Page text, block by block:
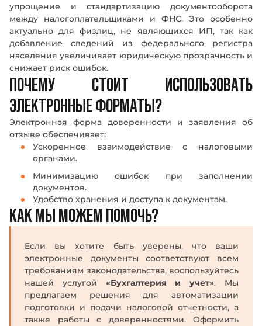
упрощение и стандартизацию документооборота
между налогоплательщиками и ФНС. Это особенно
актуально для физлиц, не являющихся ИП, так как
добавление сведений из федерального регистра
населения увеличивает юридическую прозрачность и
снижает риск ошибок.
ПОЧЕМУ СТОИТ ИСПОЛЬЗОВАТЬ
ЭЛЕКТРОННЫЕ ФОРМАТЫ?
Электронная форма доверенности и заявления об
отзыве обеспечивает:
Ускоренное взаимодействие с налоговыми
органами.
Минимизацию ошибок при заполнении
документов.
Удобство хранения и доступа к документам.
КАК МЫ МОЖЕМ ПОМОЧЬ?
Если вы хотите быть уверены, что ваши
электронные документы соответствуют всем
требованиям законодательства, воспользуйтесь
нашей услугой «Бухгалтерия и учет». Мы
предлагаем решения для автоматизации
подготовки и подачи налоговой отчетности, а
также работы с доверенностями. Оформить
Введите ваше имя
Номер телефона
Номер
e-mail
Оставить заявку
Заполняя форму, я принимаюусловия передачи
информациии подтверждаю, что ознакомлен и согласен с
пользовательским соглашением
Введите ваше имя
Номер телефона
Номер
e-mail
Оставить заявку
Заполняя форму, я принимаюусловия передачи
информациии подтверждаю, что ознакомлен и согласен с
пользовательским соглашением